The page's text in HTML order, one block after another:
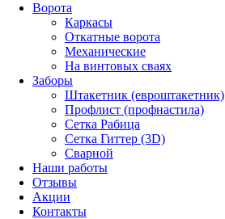
Ворота
Каркасы
Откатные ворота
Механические
На винтовых сваях
Заборы
Штакетник (евроштакетник)
Профлист (профнастила)
Сетка Рабица
Сетка Гиттер (3D)
Сварной
Наши работы
Отзывы
Акции
Контакты